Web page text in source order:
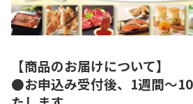
【商品のお届けについて】
●お申込み受付後、1週間～